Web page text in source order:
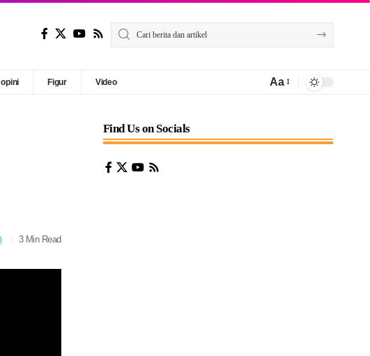
opini Figur Video Aa
3 Min Read
Find Us on Socials